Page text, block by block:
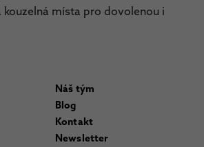
kouzelná místa pro dovolenou i
Náš tým
Blog
Kontakt
Newsletter